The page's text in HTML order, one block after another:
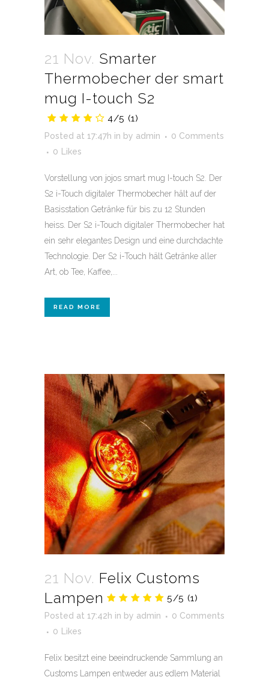
21 Nov. Smarter
Thermobecher der smart
mug I-touch S2
4/5 (1)
Posted at 17:47h in by admin
0 Comments
0
Likes
Vorstellung von jojos smart mug I-touch S2. Der
S2 i-Touch digitaler Thermobecher hält auf der
Basisstation Getränke für bis zu 12 Stunden
heiss. Der S2 i-Touch digitaler Thermobecher hat
ein sehr elegantes Design und eine durchdachte
Technologie. Der S2 i-Touch hält Getränke aller
Art, ob Tee, Kaffee,...
READ MORE
21 Nov. Felix Customs
Lampen
5/5 (1)
Posted at 17:42h in by admin
0 Comments
0
Likes
Felix besitzt eine beeindruckende Sammlung an
Customs Lampen entweder aus edlem Material